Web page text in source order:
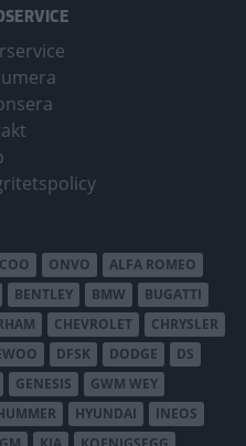
ONVO
ALFA ROMEO
BENTLEY BMW
BUGATTI
CHEVROLET
CHRYSLER
DFSK DODGE
DS
GENESIS
GWM WEY
HYUNDAI
INEOS